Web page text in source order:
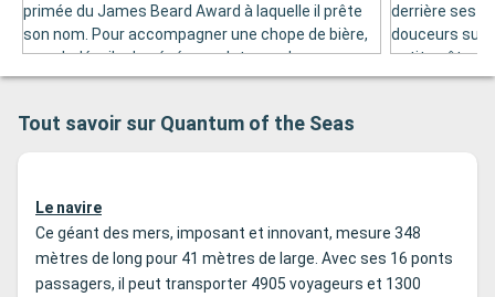
primée du James Beard Award à laquelle il prête
son nom. Pour accompagner une chope de bière,
ce pub dévoile de généreux plateaux de
charcuteries, de fromages ou pour les plus
également divers bourbons, vins et cocktails dans
derrière ses
douceurs
petits
place. Pour
Tout savoir sur Quantum of the Seas
Le navire
Ce géant des mers, imposant et innovant, mesure 348
mètres de long pour 41 mètres de large. Avec ses 16 ponts
passagers, il peut transporter 4905 voyageurs et 1300